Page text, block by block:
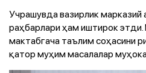
Учрашувда вазирлик марказий
раҳбарлари ҳам иштирок
мактабгача таълим соҳасини
қатор муҳим масалалар